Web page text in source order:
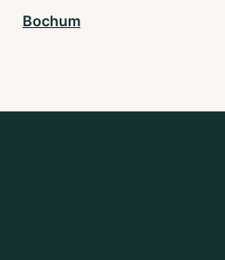
Bochum